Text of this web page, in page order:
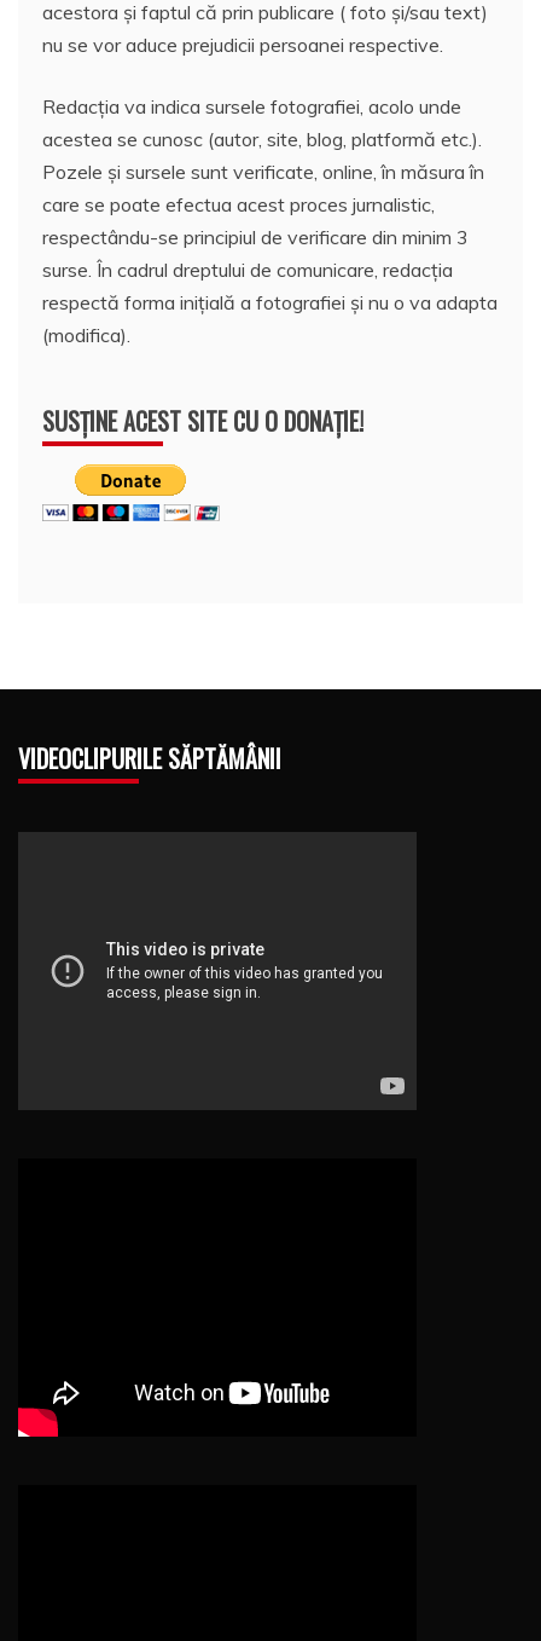
acestora și faptul că prin publicare ( foto și/sau text)
nu se vor aduce prejudicii persoanei respective.
Redacția va indica sursele fotografiei, acolo unde
acestea se cunosc (autor, site, blog, platformă etc.).
Pozele și sursele sunt verificate, online, în măsura în
care se poate efectua acest proces jurnalistic,
respectându-se principiul de verificare din minim 3
surse. În cadrul dreptului de comunicare, redacția
respectă forma inițială a fotografiei și nu o va adapta
(modifica).
SUSȚINE ACEST SITE CU O DONAȚIE!
VIDEOCLIPURILE SĂPTĂMÂNII